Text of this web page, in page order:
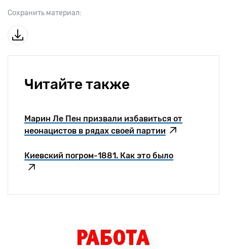
Сохранить материал:
Читайте также
Марин Ле Пен призвали избавиться от
неонацистов в рядах своей партии
Киевский погром-1881. Как это было